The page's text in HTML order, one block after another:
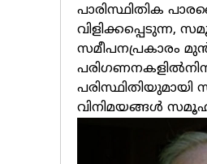
പാരിസ്ഥിതിക
വിളിക്കപ്പെടുന്ന,
സമീപനപ്രകാരം
പരിഗണനകളിൽനിന്ന്
വിനിമയങ്ങൾ